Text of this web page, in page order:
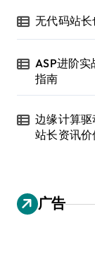
无代码站
ASP进阶
指南
边缘计算
站长资讯价
广告